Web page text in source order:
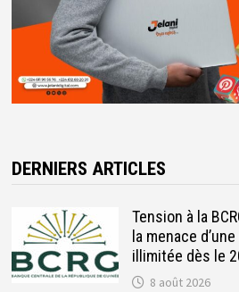
DERNIERS ARTICLES
Tension à la
la menace
illimitée dès le
8 août 2026